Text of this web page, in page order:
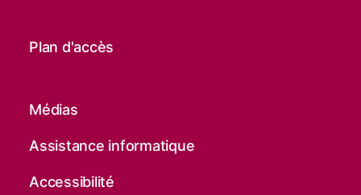
Plan d'accès
Médias
Assistance informatique
Accessibilité